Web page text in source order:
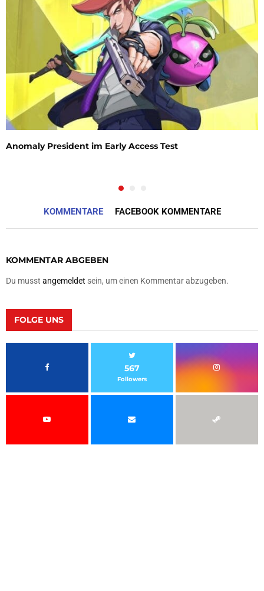
Anomaly President im Early Access Test
KOMMENTARE FACEBOOK KOMMENTARE
KOMMENTAR ABGEBEN
Du musst angemeldet sein, um einen Kommentar abzugeben.
FOLGE UNS
567
Followers